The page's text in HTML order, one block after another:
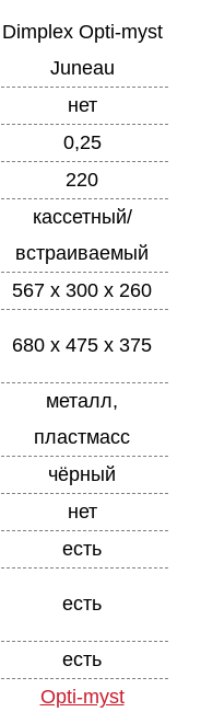
Dimplex Opti-myst
Juneau
нет
0,25
220
кассетный/
встраиваемый
567 x 300 x 260
680 x 475 x 375
металл,
пластмасс
чёрный
нет
есть
есть
есть
Opti-myst